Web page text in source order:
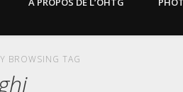
BROWSING TAG